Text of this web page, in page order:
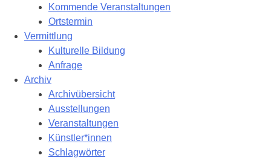
Kommende Veranstaltungen
Ortstermin
Vermittlung
Kulturelle Bildung
Anfrage
Archiv
Archivübersicht
Ausstellungen
Veranstaltungen
Künstler*innen
Schlagwörter